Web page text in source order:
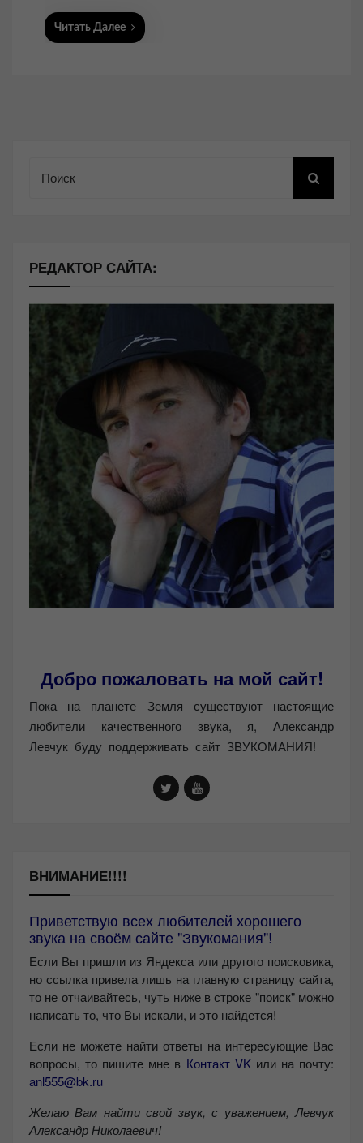
Читать Далее
РЕДАКТОР САЙТА:
Добро пожаловать на мой сайт!
Пока на планете Земля существуют настоящие
любители качественного звука, я, Александр
Левчук буду поддерживать сайт ЗВУКОМАНИЯ!
ВНИМАНИЕ!!!!
Приветствую всех любителей хорошего
звука на своём сайте "Звукомания"!
Если Вы пришли из Яндекса или другого поисковика,
но ссылка привела лишь на главную страницу сайта,
то не отчаивайтесь, чуть ниже в строке "поиск" можно
написать то, что Вы искали, и это найдется!
Если не можете найти ответы на интересующие Вас
вопросы, то пишите мне в Контакт VKили на почту:
anl555@bk.ru
Желаю Вам найти свой звук, с уважением, Левчук
Александр Николаевич!